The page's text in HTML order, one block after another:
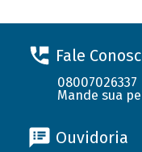
Fale
08007026337
Mande sua
Ouvidoria